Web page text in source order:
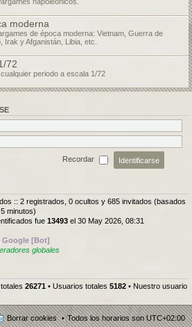
moderna
de época moderna: Vietnam, Guerra de
Irak y Afganistán, Libia, etc.
72
periodo a escala 1/72
Recordar
:: 2 registrados, 0 ocultos y 685 invitados (basados
minutos)
fue 13493 el 30 May 2026, 08:31
Google [Bot]
globales
26271 • Usuarios totales 5182 • Nuestro usuario
Todos los horarios sonUTC+02:00
Borrar cookies